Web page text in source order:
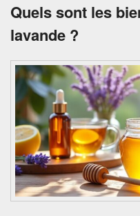
Quels sont les
lavande ?